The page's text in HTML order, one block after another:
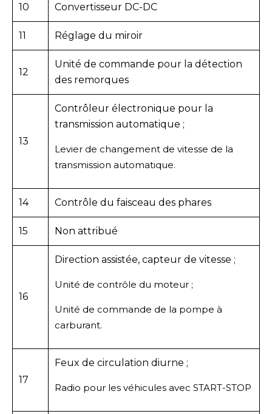
10 Convertisseur DC-DC
11 Réglage du miroir
12
Unité de commande pour la détection
des remorques
13
Contrôleur électronique pour la
transmission automatique ;
Levier de changement de vitesse de la
transmission automatique.
14 Contrôle du faisceau des phares
15 Non attribué
16
Direction assistée, capteur de vitesse ;
Unité de contrôle du moteur ;
Unité de commande de la pompe à
carburant.
17
Feux de circulation diurne ;
Radio pour les véhicules avec START-STOP